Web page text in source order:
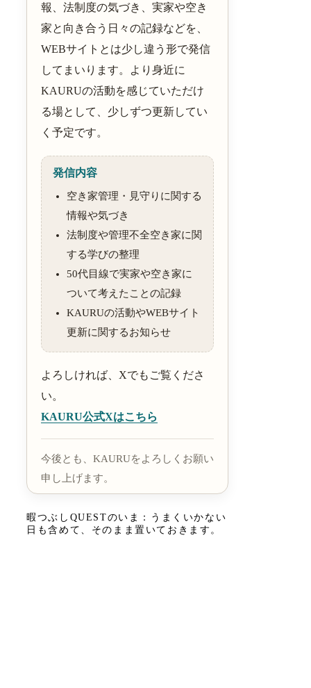
報、法制度の気づき、実家や空き
家と向き合う日々の記録などを、
WEBサイトとは少し違う形で発信
してまいります。より身近に
KAURUの活動を感じていただけ
る場として、少しずつ更新してい
く予定です。
発信内容
空き家管理・見守りに関する
情報や気づき
法制度や管理不全空き家に関
する学びの整理
50代目線で実家や空き家に
ついて考えたことの記録
KAURUの活動やWEBサイト
更新に関するお知らせ
よろしければ、Xでもご覧くださ
い。
KAURU公式Xはこちら
今後とも、KAURUをよろしくお願い
申し上げます。
暇つぶしQUESTのいま：うまくいかない
日も含めて、そのまま置いておきます。